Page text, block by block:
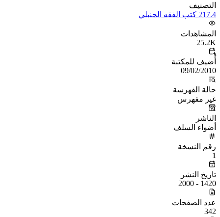
التصنيف
217.4 كتب الفقه الحنبلي
المشاهدات
25.2K
أُضيف للمكتبة
09/02/2010
حالة الفهرسة
غير مفهرس
الناشر
أضواء السلف
رقم النسخة
1
تاريخ النشر
1420 - 2000
عدد الصفحات
342